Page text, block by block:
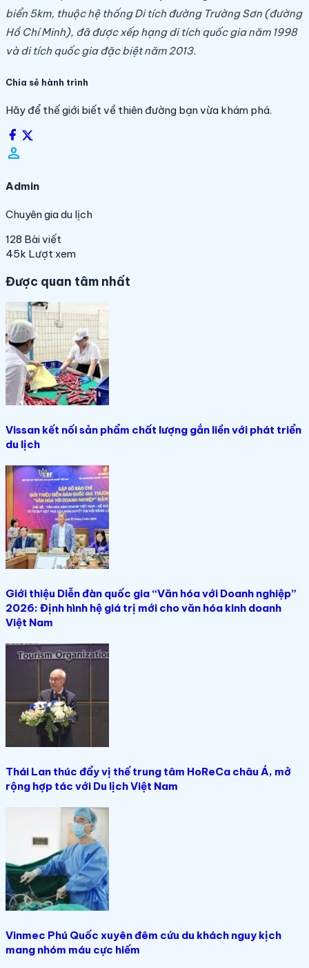
biển 5km, thuộc hệ thống Di tích đường Trường Sơn (đường
Hồ Chí Minh), đã được xếp hạng di tích quốc gia năm 1998
và di tích quốc gia đặc biệt năm 2013.
Chia sẻ hành trình
Hãy để thế giới biết về thiên đường bạn vừa khám phá.
person_filled
Admin
Chuyên gia du lịch
128 Bài viết
45k Lượt xem
Được quan tâm nhất
Vissan kết nối sản phẩm chất lượng gắn liền với phát triển
du lịch
Giới thiệu Diễn đàn quốc gia “Văn hóa với Doanh nghiệp”
2026: Định hình hệ giá trị mới cho văn hóa kinh doanh
Việt Nam
Thái Lan thúc đẩy vị thế trung tâm HoReCa châu Á, mở
rộng hợp tác với Du lịch Việt Nam
Vinmec Phú Quốc xuyên đêm cứu du khách nguy kịch
mang nhóm máu cực hiếm